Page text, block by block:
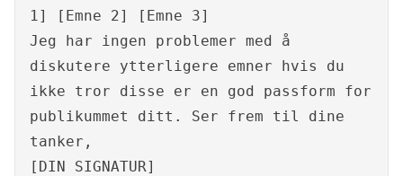
1] [Emne 2] [Emne 3]
Jeg har ingen problemer med å
diskutere ytterligere emner hvis du
ikke tror disse er en god passform for
publikummet ditt. Ser frem til dine
tanker,
[DIN SIGNATUR]